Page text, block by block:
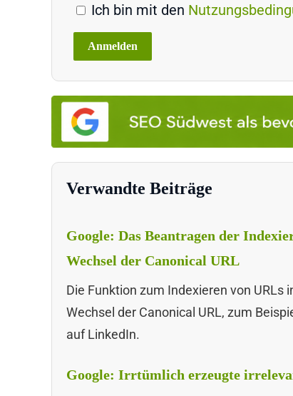
Ich bin mit den
Verwandte Beiträge
Google: Das Beantragen der
Wechsel der Canonical URL
Die Funktion zum Indexieren von URLs
Wechsel der Canonical URL, zum
auf LinkedIn.
Google: Irrtümlich erzeugte